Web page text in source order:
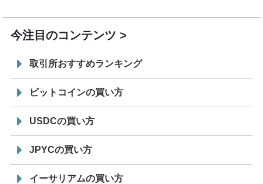
今注目のコンテンツ
取引所おすすめランキング
ビットコインの買い方
USDCの買い方
JPYCの買い方
イーサリアムの買い方